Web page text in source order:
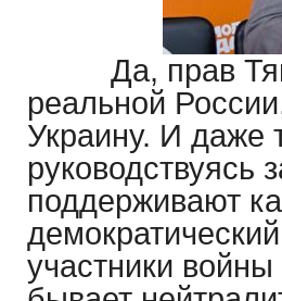
Да, прав
реальной
Украину. И даже
руководствуясь
поддерживают
участники